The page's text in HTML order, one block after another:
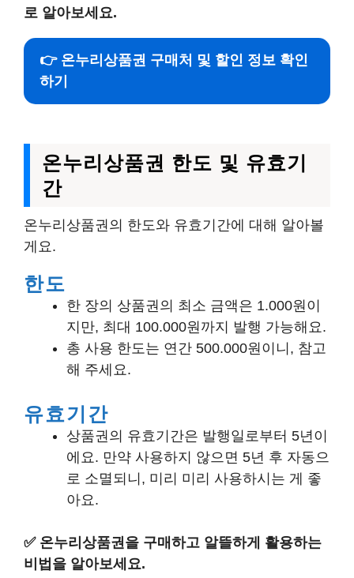
로 알아보세요.
👉 온누리상품권 구매처 및 할인 정보 확인
하기
온누리상품권 한도 및 유효기
간
온누리상품권의 한도와 유효기간에 대해 알아볼
게요.
한도
한 장의 상품권의 최소 금액은 1.000원이
지만, 최대 100.000원까지 발행 가능해요.
총 사용 한도는 연간 500.000원이니, 참고
해 주세요.
유효기간
상품권의 유효기간은 발행일로부터 5년이
에요. 만약 사용하지 않으면 5년 후 자동으
로 소멸되니, 미리 미리 사용하시는 게 좋
아요.
✅ 온누리상품권을 구매하고 알뜰하게 활용하는
비법을 알아보세요.